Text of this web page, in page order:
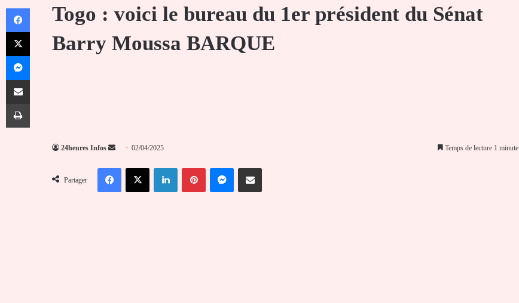
Togo : voici le bureau du 1er président du Sénat
Barry Moussa BARQUE
24heures Infos
Envoyer
courriel
02/04/2025 Temps de lecture 1 minute
Partager
FacebookX LinkedinPinterestMessengerPartager par email
Facebook
X
Messenger
Partager par email